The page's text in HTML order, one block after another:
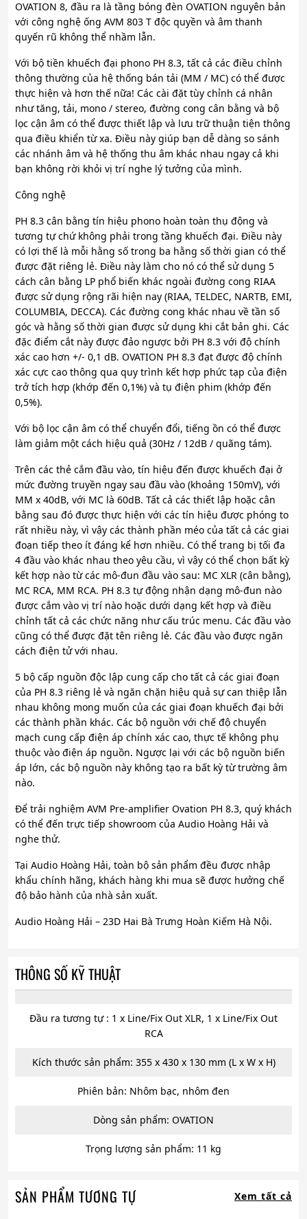
OVATION 8, đầu ra là tầng bóng đèn OVATION nguyên bản
với công nghệ ống AVM 803 T độc quyền và âm thanh
quyến rũ không thể nhầm lẫn.
Với bộ tiền khuếch đại phono PH 8.3, tất cả các điều chỉnh
thông thường của hệ thống bán tải (MM / MC) có thể được
thực hiện và hơn thế nữa! Các cài đặt tùy chỉnh cá nhân
như tăng, tải, mono / stereo, đường cong cân bằng và bộ
lọc cận âm có thể được thiết lập và lưu trữ thuận tiện thông
qua điều khiển từ xa. Điều này giúp bạn dễ dàng so sánh
các nhánh âm và hệ thống thu âm khác nhau ngay cả khi
bạn không rời khỏi vị trí nghe lý tưởng của mình.
Công nghệ
PH 8.3 cân bằng tín hiệu phono hoàn toàn thụ động và
tương tự chứ không phải trong tầng khuếch đại. Điều này
có lợi thế là mỗi hằng số trong ba hằng số thời gian có thể
được đặt riêng lẻ. Điều này làm cho nó có thể sử dụng 5
cách cân bằng LP phổ biến khác ngoài đường cong RIAA
được sử dụng rộng rãi hiện nay (RIAA, TELDEC, NARTB, EMI,
COLUMBIA, DECCA). Các đường cong khác nhau về tần số
góc và hằng số thời gian được sử dụng khi cắt bản ghi. Các
đặc điểm cắt này được đảo ngược bởi PH 8.3 với độ chính
xác cao hơn +/- 0,1 dB. OVATION PH 8.3 đạt được độ chính
xác cực cao thông qua quy trình kết hợp phức tạp của điện
trở tích hợp (khớp đến 0,1%) và tụ điện phim (khớp đến
0,5%).
Với bộ lọc cận âm có thể chuyển đổi, tiếng ồn có thể được
làm giảm một cách hiệu quả (30Hz / 12dB / quãng tám).
Trên các thẻ cắm đầu vào, tín hiệu đến được khuếch đại ở
mức đường truyền ngay sau đầu vào (khoảng 150mV), với
MM x 40dB, với MC là 60dB. Tất cả các thiết lập hoặc cân
bằng sau đó được thực hiện với các tín hiệu được phóng to
rất nhiều này, vì vậy các thành phần méo của tất cả các giai
đoạn tiếp theo ít đáng kể hơn nhiều. Có thể trang bị tối đa
4 đầu vào khác nhau theo yêu cầu, vì vậy có thể chọn bất kỳ
kết hợp nào từ các mô-đun đầu vào sau: MC XLR (cân bằng),
MC RCA, MM RCA. PH 8.3 tự động nhận dạng mô-đun nào
được cắm vào vị trí nào hoặc dưới dạng kết hợp và điều
chỉnh tất cả các chức năng như cấu trúc menu. Các đầu vào
cũng có thể được đặt tên riêng lẻ. Các đầu vào được ngăn
cách điện tử với nhau.
5 bộ cấp nguồn độc lập cung cấp cho tất cả các giai đoạn
của PH 8.3 riêng lẻ và ngăn chặn hiệu quả sự can thiệp lẫn
nhau không mong muốn của các giai đoạn khuếch đại bởi
các thành phần khác. Các bộ nguồn với chế độ chuyển
mạch cung cấp điện áp chính xác cao, thực tế không phụ
thuộc vào điện áp nguồn. Ngược lại với các bộ nguồn biến
áp lớn, các bộ nguồn này không tạo ra bất kỳ từ trường âm
nào.
Để trải nghiệm AVM Pre-amplifier Ovation PH 8.3, quý khách
có thể đến trực tiếp showroom của Audio Hoàng Hải và
nghe thử.
Tại Audio Hoàng Hải, toàn bộ sản phẩm đều được nhập
khẩu chính hãng, khách hàng khi mua sẽ được hưởng chế
độ bảo hành của nhà sản xuất.
Audio Hoàng Hải – 23D Hai Bà Trưng Hoàn Kiếm Hà Nội.
THÔNG SỐ KỸ THUẬT
Đầu ra tương tự : 1 x Line/Fix Out XLR, 1 x Line/Fix Out
RCA
Kích thước sản phẩm: 355 x 430 x 130 mm (L x W x H)
Phiên bản: Nhôm bạc, nhôm đen
Dòng sản phẩm: OVATION
Trọng lượng sản phẩm: 11 kg
SẢN PHẨM TƯƠNG TỰ Xem tất cả